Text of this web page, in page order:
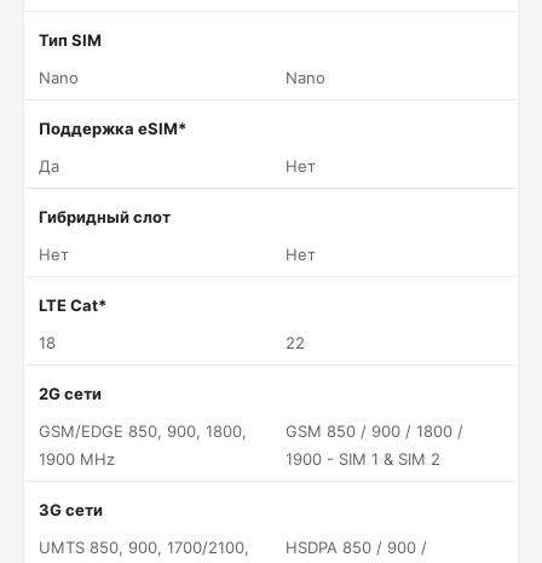
Тип SIM
Nano
Nano
Поддержка eSIM*
Да
Нет
Гибридный слот
Нет
Нет
LTE Cat*
18
22
2G сети
GSM/EDGE 850, 900, 1800,
1900 MHz
GSM 850 / 900 / 1800 /
1900 - SIM 1 & SIM 2
3G сети
UMTS 850, 900, 1700/2100,
HSDPA 850 / 900 /